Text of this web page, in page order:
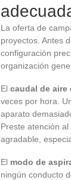
La oferta de
proyectos. Antes
configuración
organización
El caudal de aire
veces por hora.
aparato
Preste atención al
agradable,
El modo de
ningún conducto